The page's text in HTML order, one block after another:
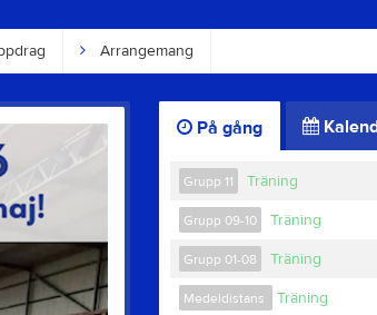
Arrangemang
På gång
Grupp 11 Träning
Grupp 09-10 Träning
Grupp 01-08 Träning
Medeldistans Träning